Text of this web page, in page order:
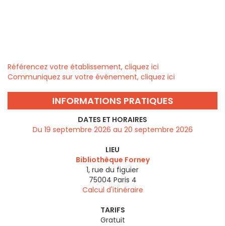
Référencez votre établissement, cliquez ici
Communiquez sur votre évènement, cliquez ici
INFORMATIONS PRATIQUES
DATES ET HORAIRES
Du 19 septembre 2026 au 20 septembre 2026
LIEU
Bibliothèque Forney
1, rue du figuier
75004 Paris 4
Calcul d'itinéraire
TARIFS
Gratuit